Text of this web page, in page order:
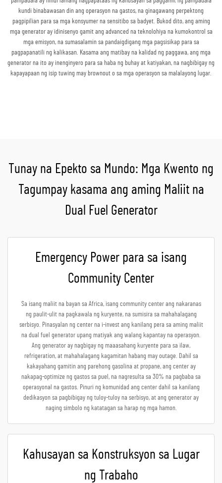
kundi binabawasan din ang operasyon na gastos, na ginagawang perpektong
pagpipilian para sa mga konsyumer na sensitibo sa badyet. Bukod dito, ang aming
mga generator ay idinisenyo gamit ang advanced na teknolohiya na kumokontrol sa
mga emisyon, na sumasalamin sa pandaigdigang mga pagsisikap para sa
pagpapanatili ng kalikasan. Kasama ang matibay na kalidad ng paggawa, ang mga
generator na ito ay inenginyero para sa haba ng buhay at katiyakan, na nagbibigay ng
kapayapaan ng isip tuwing may brownout o sa mga operasyon sa malalayong lugar.
Tunay na Epekto sa Mundo: Mga Kwento ng
Tagumpay kasama ang aming Maliit na
Dual Fuel Generator
Emergency Power para sa isang
Community Center
Sa isang maliit na bayan sa Africa, isang community center ang nakaranas
ng paulit-ulit na pagkawala ng kuryente, na sumisira sa mahahalagang
serbisyo. Pinasyalan ng center na i-invest ang kanilang pera sa aming maliit
na dual fuel generator upang matiyak ang walang kapantay na operasyon.
Ang generator ay nagbigay ng maaasahang kuryente para sa ilaw,
refrigeration, at mahahalagang kagamitan habang may outage. Dahil sa
kakayahang gamitin ang parehong gasolina at propane, ang center ay
nakapag-optimize ng gastos sa puel, na nagresulta sa 30% na pagbaba sa
operasyonal na gastos. Pinuri ng komunidad ang center dahil sa kanilang
dedikasyon sa pagbibigay ng tuloy-tuloy na serbisyo, at ang generator ay
naging simbolo ng katatagan sa harap ng mga hamon.
Kahusayan sa Konstruksyon sa Lugar
ng Trabaho